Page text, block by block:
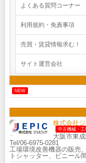
よくある質問コーナー
利用規約・免責事項
売買・賃貸情報求む！
サイト運営会社
NEW
株式会社
中古機械・工
大阪市東
Tel/06-6975-0281
工場環境改善機器の販売
トシャッター、ビニール